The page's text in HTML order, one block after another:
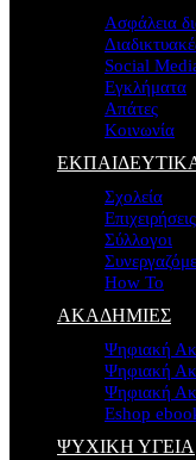
Ασφάλεια
Social
Εγκλήματα
Απάτες
Κοινωνία
Σχολεία
Σύλλογοι
How To
ΑΚΑΔΗΜΙΕΣ
Ψηφιακή
Ψηφιακή
Ψηφιακή
Eshop
ΨΥΧΙΚΗ ΥΓΕΙΑ